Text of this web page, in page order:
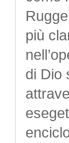
più
di Dio